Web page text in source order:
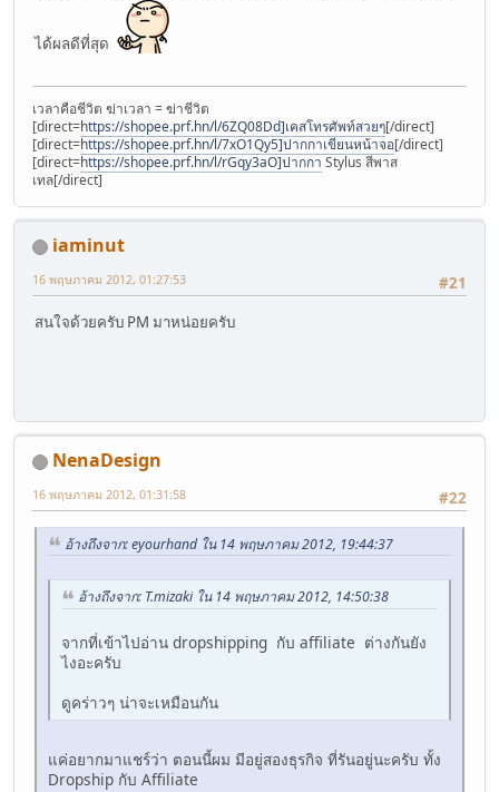
ได้ผลดีที่สุด
เวลาคือชีวิต ฆ่าเวลา = ฆ่าชีวิต
[direct=https://shopee.prf.hn/l/6ZQ08Dd]เคสโทรศัพท์สวยๆ[/direct]
[direct=https://shopee.prf.hn/l/7xO1Qy5]ปากกาเขียนหน้าจอ[/direct]
[direct=https://shopee.prf.hn/l/rGqy3aO]ปากกา Stylus สีพาส
เทล[/direct]
iaminut
#21
16 พฤษภาคม 2012, 01:27:53
สนใจด้วยครับ PM มาหน่อยครับ
NenaDesign
#22
16 พฤษภาคม 2012, 01:31:58
อ้างถึงจาก: eyourhand ใน 14 พฤษภาคม 2012, 19:44:37
อ้างถึงจาก: T.mizaki ใน 14 พฤษภาคม 2012, 14:50:38
จากที่เข้าไปอ่าน dropshipping กับ affiliate ต่างกันยัง
ไงอะครับ
ดูคร่าวๆ น่าจะเหมือนกัน
แค่อยากมาแชร์ว่า ตอนนี้ผม มีอยู่สองธุรกิจ ที่รันอยู่นะครับ ทั้ง
Dropship กับ Affiliate